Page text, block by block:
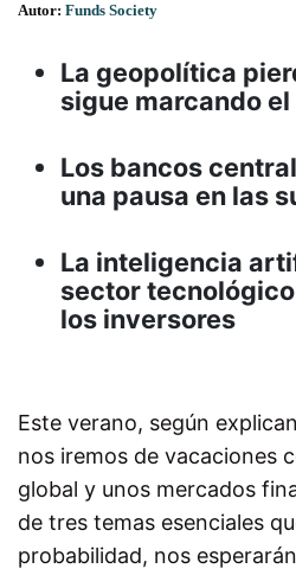
Autor: Funds Society
La geopolítica
sigue marcando
Los bancos
una pausa en las
La inteligencia
sector
los inversores
Este verano, según
nos iremos de vacaciones
global y unos mercados
de tres temas esenciales
probabilidad, nos